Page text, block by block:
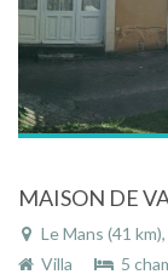
Le Mans (41
Villa
5